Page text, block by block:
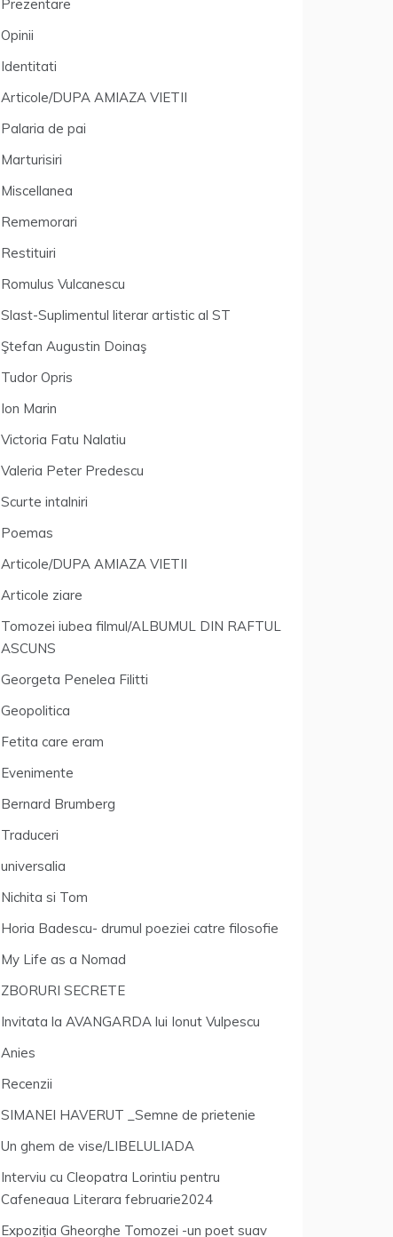
Prezentare
Opinii
Identitati
Articole/DUPA AMIAZA VIETII
Palaria de pai
Marturisiri
Miscellanea
Rememorari
Restituiri
Romulus Vulcanescu
Slast-Suplimentul literar artistic al ST
Ştefan Augustin Doinaş
Tudor Opris
Ion Marin
Victoria Fatu Nalatiu
Valeria Peter Predescu
Scurte intalniri
Poemas
Articole/DUPA AMIAZA VIETII
Articole ziare
Tomozei iubea filmul/ALBUMUL DIN RAFTUL
ASCUNS
Georgeta Penelea Filitti
Geopolitica
Fetita care eram
Evenimente
Bernard Brumberg
Traduceri
universalia
Nichita si Tom
Horia Badescu- drumul poeziei catre filosofie
My Life as a Nomad
ZBORURI SECRETE
Invitata la AVANGARDA lui Ionut Vulpescu
Anies
Recenzii
SIMANEI HAVERUT _Semne de prietenie
Un ghem de vise/LIBELULIADA
Interviu cu Cleopatra Lorintiu pentru
Cafeneaua Literara februarie2024
Expoziția Gheorghe Tomozei -un poet suav